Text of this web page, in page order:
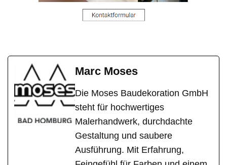
Marc Moses
Die Moses Baudekoration GmbH
steht für hochwertiges
Malerhandwerk, durchdachte
Gestaltung und saubere
Ausführung. Mit Erfahrung,